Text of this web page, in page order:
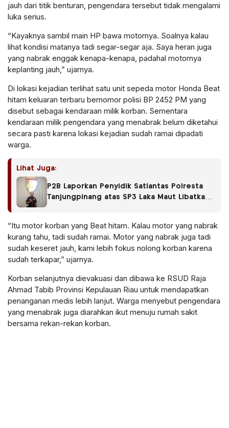
jauh dari titik benturan, pengendara tersebut tidak mengalami
luka serius.
“Kayaknya sambil main HP bawa motornya. Soalnya kalau
lihat kondisi matanya tadi segar-segar aja. Saya heran juga
yang nabrak enggak kenapa-kenapa, padahal motornya
keplanting jauh,” ujarnya.
Di lokasi kejadian terlihat satu unit sepeda motor Honda Beat
hitam keluaran terbaru bernomor polisi BP 2452 PM yang
disebut sebagai kendaraan milik korban. Sementara
kendaraan milik pengendara yang menabrak belum diketahui
secara pasti karena lokasi kejadian sudah ramai dipadati
warga.
Lihat Juga:
P2B Laporkan Penyidik Satlantas Polresta
Tanjungpinang atas SP3 Laka Maut Libatkan
“Itu motor korban yang Beat hitam. Kalau motor yang nabrak
kurang tahu, tadi sudah ramai. Motor yang nabrak juga tadi
sudah keseret jauh, kami lebih fokus nolong korban karena
sudah terkapar,” ujarnya.
Korban selanjutnya dievakuasi dan dibawa ke RSUD Raja
Ahmad Tabib Provinsi Kepulauan Riau untuk mendapatkan
penanganan medis lebih lanjut. Warga menyebut pengendara
yang menabrak juga diarahkan ikut menuju rumah sakit
bersama rekan-rekan korban.